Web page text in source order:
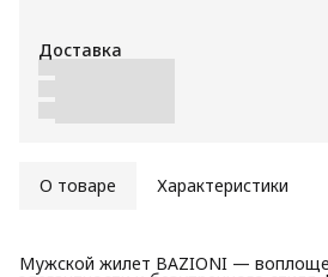
Доставка
О товаре Характеристики
Мужской жилет BAZIONI —